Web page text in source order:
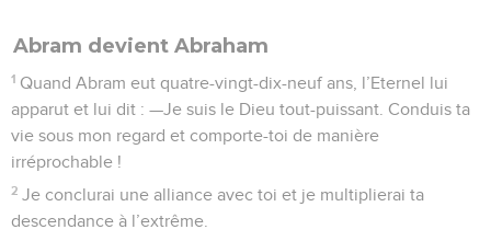
Abram devient Abraham
1 Quand Abram eut quatre-vingt-dix-neuf ans, l’Eternel lui
apparut et lui dit : —Je suis le Dieu tout-puissant. Conduis ta
vie sous mon regard et comporte-toi de manière
irréprochable !
2 Je conclurai une alliance avec toi et je multiplierai ta
descendance à l’extrême.